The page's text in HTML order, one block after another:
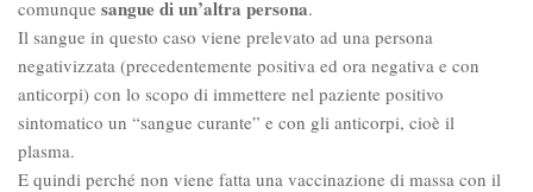
comunque sangue di un’altra persona.
Il sangue in questo caso viene prelevato ad una persona
negativizzata (precedentemente positiva ed ora negativa e con
anticorpi) con lo scopo di immettere nel paziente positivo
sintomatico un “sangue curante” e con gli anticorpi, cioè il
plasma.
E quindi perché non viene fatta una vaccinazione di massa con il